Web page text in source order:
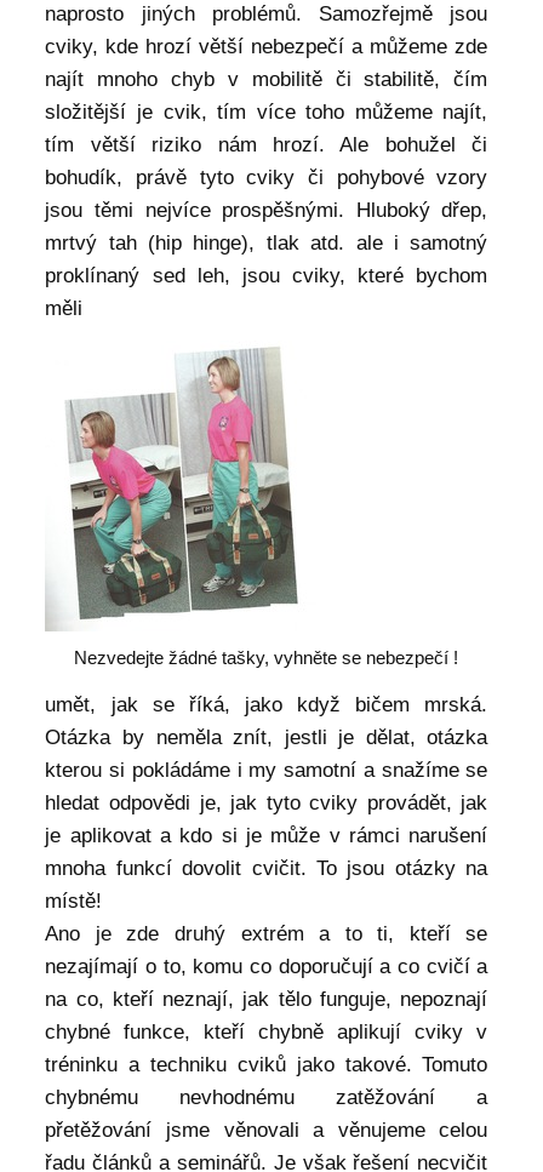
naprosto jiných problémů. Samozřejmě jsou
cviky, kde hrozí větší nebezpečí a můžeme zde
najít mnoho chyb v mobilitě či stabilitě, čím
složitější je cvik, tím více toho můžeme najít,
tím větší riziko nám hrozí. Ale bohužel či
bohudík, právě tyto cviky či pohybové vzory
jsou těmi nejvíce prospěšnými. Hluboký dřep,
mrtvý tah (hip hinge), tlak atd. ale i samotný
proklínaný sed leh, jsou cviky, které bychom
měli
Nezvedejte žádné tašky, vyhněte se nebezpečí !
umět, jak se říká, jako když bičem mrská.
Otázka by neměla znít, jestli je dělat, otázka
kterou si pokládáme i my samotní a snažíme se
hledat odpovědi je, jak tyto cviky provádět, jak
je aplikovat a kdo si je může v rámci narušení
mnoha funkcí dovolit cvičit. To jsou otázky na
místě!
Ano je zde druhý extrém a to ti, kteří se
nezajímají o to, komu co doporučují a co cvičí a
na co, kteří neznají, jak tělo funguje, nepoznají
chybné funkce, kteří chybně aplikují cviky v
tréninku a techniku cviků jako takové. Tomuto
chybnému nevhodnému zatěžování a
přetěžování jsme věnovali a věnujeme celou
řadu článků a seminářů. Je však řešení necvičit